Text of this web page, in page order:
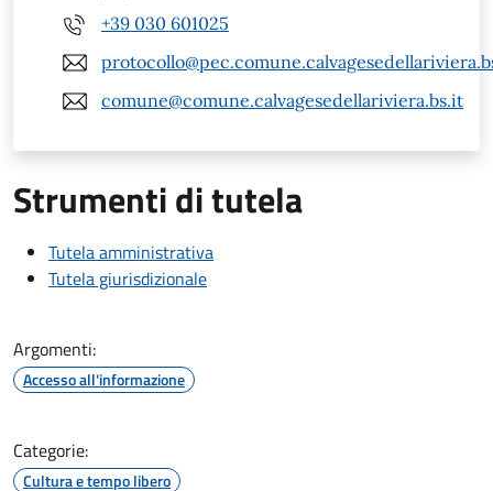
+39 030 601025
comune@comune.calvagesedellariviera.bs.it
Strumenti di tutela
Tutela amministrativa
Tutela giurisdizionale
Argomenti:
Accesso all'informazione
Categorie:
Cultura e tempo libero